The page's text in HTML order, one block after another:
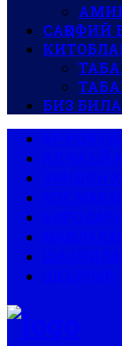
САҚОФИЙ
БИЗ